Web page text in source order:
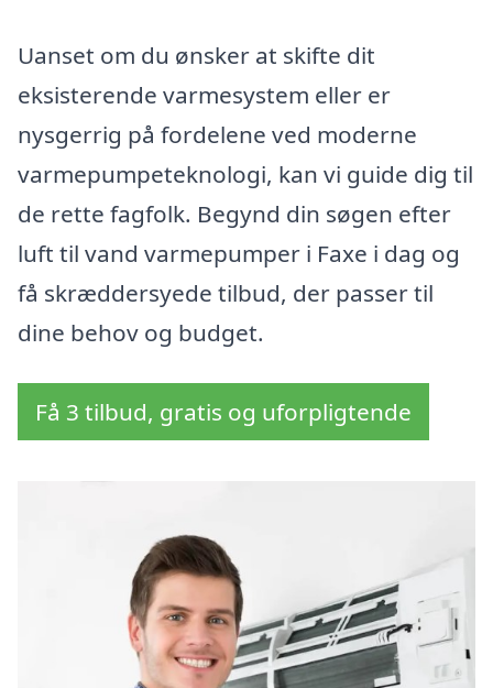
Uanset om du ønsker at skifte dit
eksisterende varmesystem eller er
nysgerrig på fordelene ved moderne
varmepumpeteknologi, kan vi guide dig til
de rette fagfolk. Begynd din søgen efter
luft til vand varmepumper i Faxe i dag og
få skræddersyede tilbud, der passer til
dine behov og budget.
Få 3 tilbud, gratis og uforpligtende